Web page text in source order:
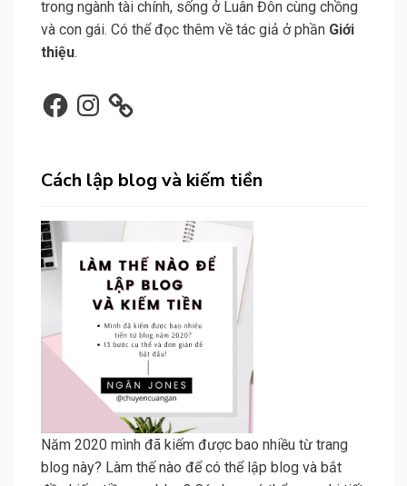
trong ngành tài chính, sống ở Luân Đôn cùng chồng
và con gái. Có thể đọc thêm về tác giả ở phần Giới
thiệu.
FacebookInstagram
Cách lập blog và kiếm tiền
Năm 2020 mình đã kiếm được bao nhiều từ trang
blog này? Làm thế nào để có thể lập blog và bắt